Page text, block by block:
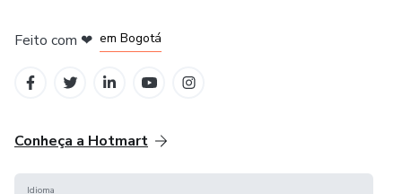
Feito com ❤ em Bogotá
Conheça a Hotmart
Idioma